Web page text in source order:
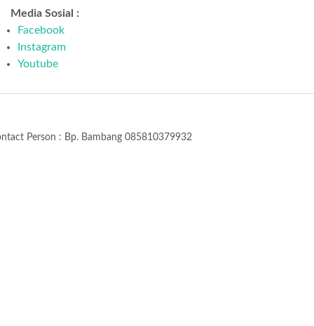
Media Sosial :
Facebook
Instagram
Youtube
Person : Bp. Bambang 085810379932